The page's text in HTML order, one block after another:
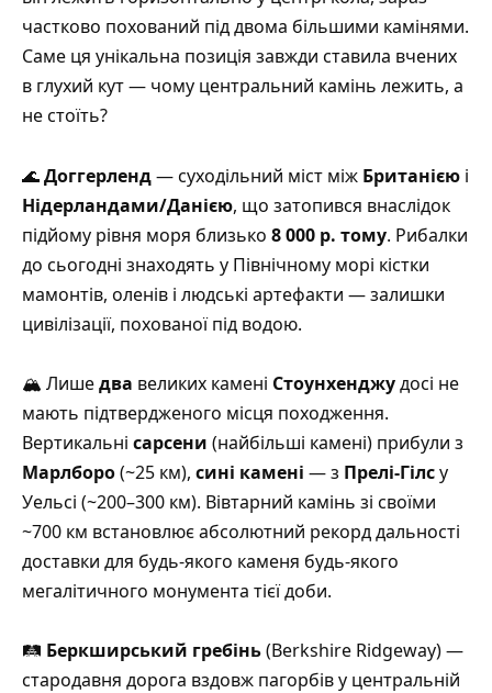
частково похований під двома більшими камінями.
Саме ця унікальна позиція завжди ставила вчених
в глухий кут — чому центральний камінь лежить, а
не стоїть?
🌊Доггерленд— суходільний міст між Британією і
Нідерландами/Данією, що затопився внаслідок
підйому рівня моря близько 8 000 р. тому. Рибалки
до сьогодні знаходять у Північному морі кістки
мамонтів, оленів і людські артефакти — залишки
цивілізації, похованої під водою.
🏔️ Лишедва великих камені Стоунхенджудосі не
мають підтвердженого місця походження.
Вертикальні сарсени (найбільші камені) прибули з
Марлборо(~25 км), сині камені — з Прелі-Гілсу
Уельсі (~200–300 км). Вівтарний камінь зі своїми
~700 км встановлює абсолютний рекорд дальності
доставки для будь-якого каменя будь-якого
мегалітичного монумента тієї доби.
🛤️ Беркширський гребінь(Berkshire Ridgeway) —
стародавня дорога вздовж пагорбів у центральній